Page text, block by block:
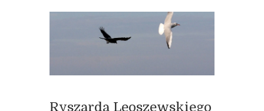
Ryszarda Leoszewskiego